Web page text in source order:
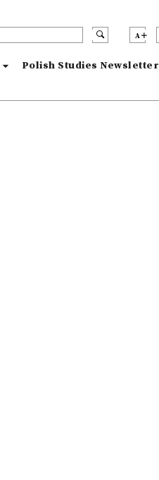
A
Polish Studies Newsletter